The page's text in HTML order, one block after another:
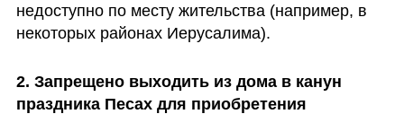
недоступно по месту жительства (например, в
некоторых районах Иерусалима).
2. Запрещено выходить из дома в канун
праздника Песах для приобретения